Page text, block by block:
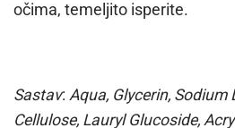
očima, temeljito isperite.
Sastav: Aqua, Glycerin, Sodium
Cellulose, Lauryl Glucoside,